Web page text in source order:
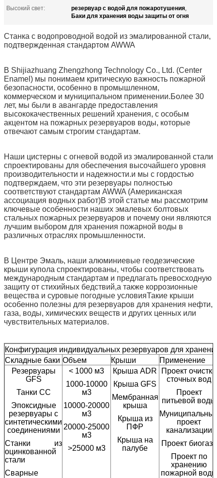
Высокий свет:
резервуар с водой для пожаротушения,
Баки для хранения воды защиты от огня
Станка с водопроводной водой из эмалированной стали,
подтвержденная стандартом AWWA
В Shijiazhuang Zhengzhong Technology Co., Ltd. (Center
Enamel) мы понимаем критическую важность пожарной
безопасности, особенно в промышленном,
коммерческом и муниципальном применении.Более 30
лет, мы были в авангарде предоставления
высококачественных решений хранения, с особым
акцентом на пожарных резервуаров воды, которые
отвечают самым строгим стандартам.
Наши цистерны с огневой водой из эмалированной стали
спроектированы для обеспечения высочайшего уровня
производительности и надежности.и мы с гордостью
подтверждаем, что эти резервуары полностью
соответствуют стандартам AWWA (Американская
ассоциация водных работ)В этой статье мы рассмотрим
ключевые особенности наших эмалевых болтовых
стальных пожарных резервуаров и почему они являются
лучшим выбором для хранения пожарной воды в
различных отраслях промышленности.
В Центре Эмаль, наши алюминиевые геодезические
крыши купола спроектированы, чтобы соответствовать
международным стандартам и предлагать превосходную
защиту от стихийных бедствий,а также коррозионные
вещества и суровые погодные условияТакие крыши
особенно полезны для резервуаров для хранения нефти,
газа, воды, химических веществ и других ценных или
чувствительных материалов.
Конфигурация индивидуальных резервуаров для
Складные баки Объем Крыши
Применение
Резервуары
GFS
Танки СС
Эпоксидные
резервуары с
синтетическими
соединениями
Станки из
оцинкованной
стали
Сварные
< 1000 м3
1000-10000
м3
10000-20000
м3
20000-25000
м3
>25000 м3
Крыша ADR
Крыша GFS
Мембранная
крыша
Крыша из
ПФР
Крыша на
палубе
Проект очистки
сточных вод
Проект
питьевой воды
проект
канализации
Проект биогаза
Проект по
хранению
пожарной воды